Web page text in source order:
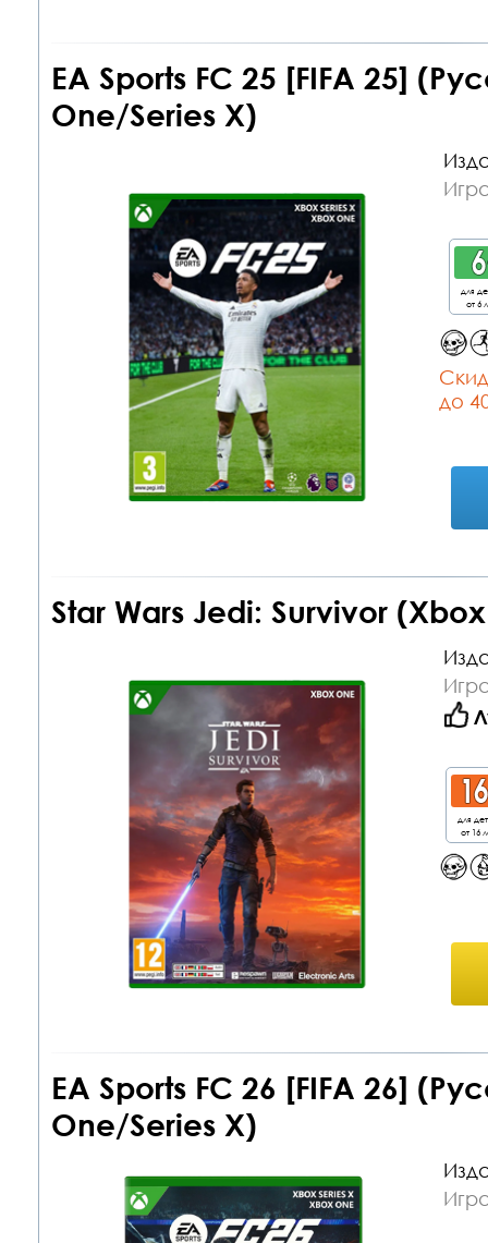
EA Sports FC 25 [FIFA 25]
One/Series X)
для
от 6
до
Star Wars Jedi: Survivor
для
от 16
EA Sports FC 26 [FIFA 26]
One/Series X)